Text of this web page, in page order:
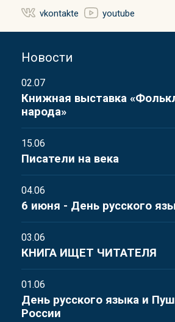
vkontakte youtube
Новости
02.07
Книжная выставка
народа»
15.06
Писатели на века
04.06
6 июня - День русского
03.06
КНИГА ИЩЕТ ЧИТАТЕЛЯ
01.06
День русского языка и
России